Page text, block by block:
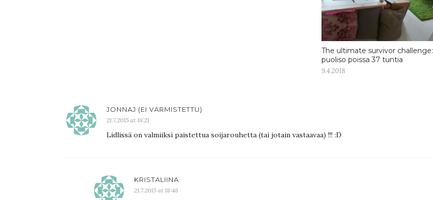
The ultimate survivor challenge:
puoliso poissa 37 tuntia
9.4.2018
JONNAJ (EI VARMISTETTU)
21.7.2015 at 18:21
Lidlissä on valmiiksi paistettua soijarouhetta (tai jotain vastaavaa) !!! :D
KRISTALIINA
21.7.2015 at 18:48